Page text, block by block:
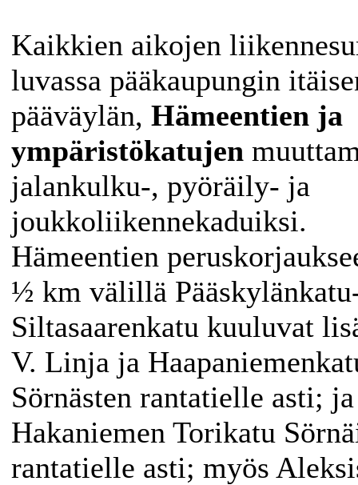
Kaikkien aikojen
luvassa pääkaupungin
pääväylän, Hämeentien ja
ympäristökatujen
jalankulku-, pyöräily- ja
joukkoliikennekaduiksi.
Hämeentien
½ km välillä
Siltasaarenkatu kuuluvat
V. Linja ja
Sörnästen rantatielle asti; ja
Hakaniemen Torikatu
rantatielle asti; myös